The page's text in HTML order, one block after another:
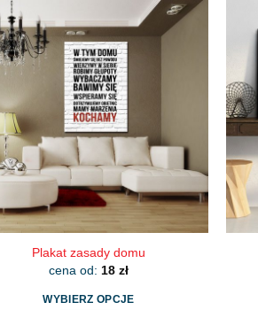
Plakat zasady domu
cena od: 18 zł
WYBIERZ OPCJE